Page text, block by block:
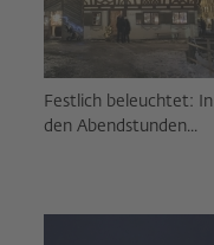
Festlich beleuchtet: In
den Abendstunden...